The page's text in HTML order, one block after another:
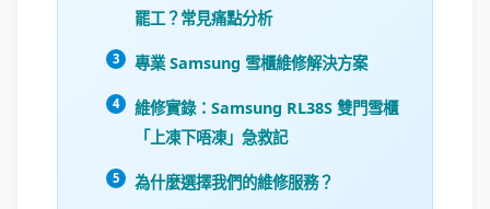
罷工？常見痛點分析
專業 Samsung 雪櫃維修解決方案
維修實錄：Samsung RL38S 雙門雪櫃
「上凍下唔凍」急救記
為什麼選擇我們的維修服務？